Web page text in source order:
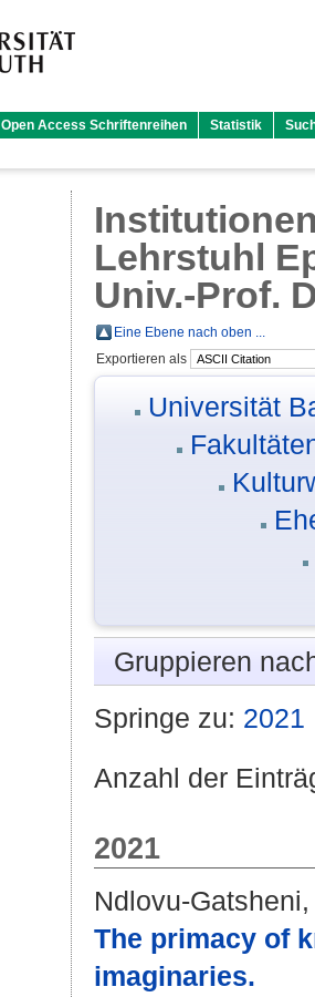
Open Access Schriftenreihen Statistik
Lehrstuhl
Univ.-Prof.
Eine Ebene nach oben ...
Exportieren als
Universität
Gruppieren
Springe zu: 2021
Anzahl der
2021
Ndlovu-
The primacy of
imaginaries.